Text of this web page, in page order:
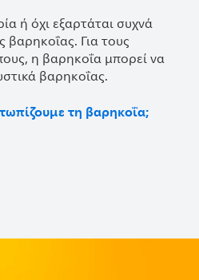
ή όχι εξαρτάται συχνά
Για τους
η βαρηκοΐα μπορεί να
βαρηκοΐας.
τη βαρηκοΐα;